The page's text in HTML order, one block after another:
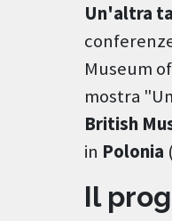
Un'altra
Museum
mostra
British
in Polonia
Il